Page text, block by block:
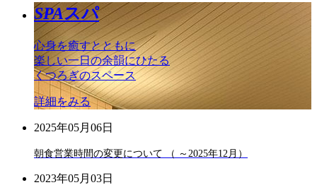
SPAスパ
心身を癒すとともに
楽しい一日の余韻にひたる
くつろぎのスペース
詳細をみる
2025年05月06日
朝食営業時間の変更について （ ～2025年12月）
2023年05月03日